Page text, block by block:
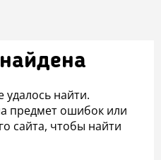
удалось найти.
предмет ошибок или
сайта, чтобы найти